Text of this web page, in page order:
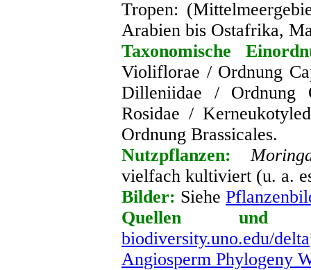
Tropen:
Arabien bis Ostafrika,
Taxonomische
Violiflorae / Ordnung
Dilleniidae / Ordnung
Rosidae /
Ordnung Brassicales.
Nutzpflanzen:
vielfach kultiviert (u. a.
Bilder: Siehe
Quellen und
biodiversity.uno.edu/delta
Angiosperm Phylogeny